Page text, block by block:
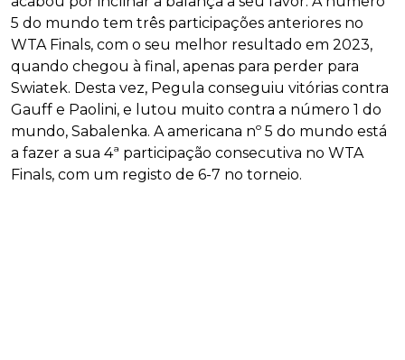
5 do mundo tem três participações anteriores no
WTA Finals, com o seu melhor resultado em 2023,
quando chegou à final, apenas para perder para
Swiatek. Desta vez, Pegula conseguiu vitórias contra
Gauff e Paolini, e lutou muito contra a número 1 do
mundo, Sabalenka. A americana nº 5 do mundo está
a fazer a sua 4ª participação consecutiva no WTA
Finals, com um registo de 6-7 no torneio.